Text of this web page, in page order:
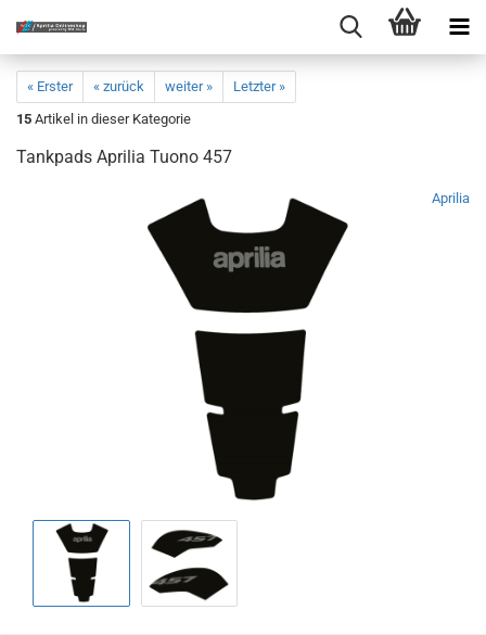
« Erster « zurück weiter »
Letzter »
15 Artikel in dieser Kategorie
Tankpads Aprilia Tuono 457
Aprilia